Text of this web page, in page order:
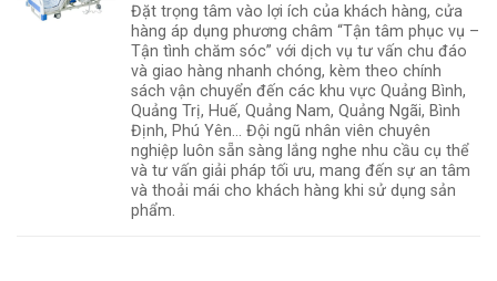
Đặt trọng tâm vào lợi ích của khách hàng, cửa
hàng áp dụng phương châm “Tận tâm phục vụ –
Tận tình chăm sóc” với dịch vụ tư vấn chu đáo
và giao hàng nhanh chóng, kèm theo chính
sách vận chuyển đến các khu vực Quảng Bình,
Quảng Trị, Huế, Quảng Nam, Quảng Ngãi, Bình
Định, Phú Yên... Đội ngũ nhân viên chuyên
nghiệp luôn sẵn sàng lắng nghe nhu cầu cụ thể
và tư vấn giải pháp tối ưu, mang đến sự an tâm
và thoải mái cho khách hàng khi sử dụng sản
phẩm.